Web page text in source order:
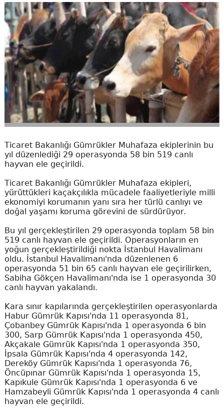
Ticaret Bakanlığı Gümrükler Muhafaza ekiplerinin bu
yıl düzenlediği 29 operasyonda 58 bin 519 canlı
hayvan ele geçirildi.
Ticaret Bakanlığı Gümrükler Muhafaza ekipleri,
yürüttükleri kaçakçılıkla mücadele faaliyetleriyle milli
ekonomiyi korumanın yanı sıra her türlü canlıyı ve
doğal yaşamı koruma görevini de sürdürüyor.
Bu yıl gerçekleştirilen 29 operasyonda toplam 58 bin
519 canlı hayvan ele geçirildi. Operasyonların en
yoğun gerçekleştirildiği nokta İstanbul Havalimanı
oldu. İstanbul Havalimanı'nda düzenlenen 6
operasyonda 51 bin 65 canlı hayvan ele geçirilirken,
Sabiha Gökçen Havalimanı'nda ise 1 operasyonda 30
canlı hayvan yakalandı.
Kara sınır kapılarında gerçekleştirilen operasyonlarda
Habur Gümrük Kapısı'nda 11 operasyonda 81,
Çobanbey Gümrük Kapısı'nda 1 operasyonda 6 bin
300, Sarp Gümrük Kapısı'nda 1 operasyonda 450,
Akçakale Gümrük Kapısı'nda 1 operasyonda 350,
İpsala Gümrük Kapısı'nda 4 operasyonda 142,
Dereköy Gümrük Kapısı'nda 1 operasyonda 76,
Öncüpınar Gümrük Kapısı'nda 1 operasyonda 15,
Kapıkule Gümrük Kapısı'nda 1 operasyonda 6 ve
Hamzabeyli Gümrük Kapısı'nda 1 operasyonda 4 canlı
hayvan ele geçirildi.